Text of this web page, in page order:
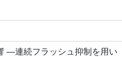
―連続フラッシュ抑制を用い